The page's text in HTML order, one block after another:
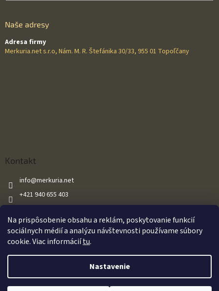
Na prispôsobenie obsahu a reklám, poskytovanie funkcií
sociálnych médií a analýzu návštevnosti používame súbory
cookie. Viac informáciítu.
Nastavenie
Oznamujeme našim zákazníkom že všetky naše vzduchové zbrane sú
Naše adresy
Adresa firmy
Merkuria.net s.r.o, Nám. M. R. Štefánika 30/33, 955 01 Topoľčany
Kontakt
info@merkuria.net
+421 940 655 403
Merkuria.net
Copyright 2026Merkuria.net. Všetky práva vyhradené.Upraviť